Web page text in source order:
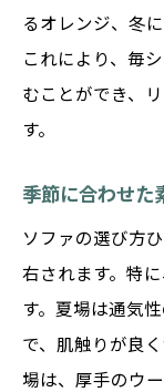
るオレンジ、冬
これにより、毎
むことができ、
す。
季節に合わせた
ソファの選び方
右されます。特
す。夏場は通気
で、肌触りが良
場は、厚手のウ